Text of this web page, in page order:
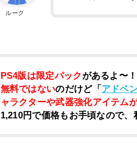
ルーク
PS4版は限定パックがあるよ〜！
無料ではないのだけど「アドベ
ャラクターや武器強化アイテム
1,210円で価格もお手頃なので、